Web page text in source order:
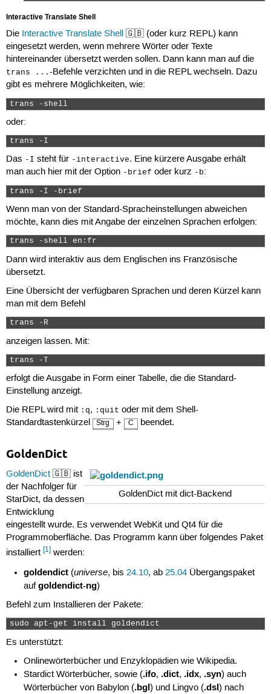
Interactive Translate Shell
Die Interactive Translate Shell🇬🇧 (oder kurz REPL) kann
eingesetzt werden, wenn mehrere Wörter oder Texte
hintereinander übersetzt werden sollen. Dann kann man auf die
trans ... -Befehle verzichten und in die REPL wechseln. Dazu
gibt es mehrere Möglichkeiten, wie:
trans -shell
oder:
trans -I
Das -I steht für -interactive. Eine kürzere Ausgabe erhält
man auch hier mit der Option -brief oder kurz -b:
trans -I -brief
Wenn man von der Standard-Spracheinstellungen abweichen
möchte, kann dies mit Angabe der einzelnen Sprachen erfolgen:
trans -shell en:fr
Dann wird interaktiv aus dem Englischen ins Französische
übersetzt.
Eine Übersicht der verfügbaren Sprachen und deren Kürzel kann
man mit dem Befehl
trans -R
anzeigen lassen. Mit:
trans -T
erfolgt die Ausgabe in Form einer Tabelle, die die Standard-
Einstellung anzeigt.
Die REPL wird mit :q, :quit oder mit dem Shell-
Standardtastenkürzel
Strg + C beendet.
GoldenDict
GoldenDict mit dict-Backend
GoldenDict🇬🇧 ist
der Nachfolger für
StarDict, da dessen
Entwicklung
eingestellt wurde. Es verwendet WebKit und Qt4 für die
Programmoberfläche. Das Programm kann über folgendes Paket
installiert [1]werden:
goldendict (universe, bis24.10, ab25.04 Übergangspaket
aufgoldendict-ng)
Befehl zum Installieren der Pakete:
sudo apt-get install goldendict
Es unterstützt:
Onlinewörterbücher und Enzyklopädien wie Wikipedia.
Stardict Wörterbücher, sowie (.ifo, .dict, .idx, .syn) auch
Wörterbücher von Babylon (.bgl) und Lingvo (.dsl) nach